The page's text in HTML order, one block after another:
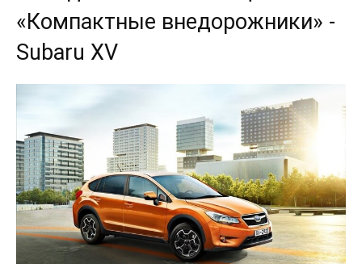
«Компактные внедорожники» -
Subaru XV